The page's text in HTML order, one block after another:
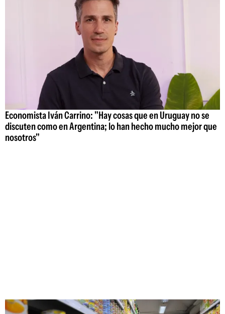
Economista Iván Carrino: "Hay cosas que en Uruguay no se
discuten como en Argentina; lo han hecho mucho mejor que
nosotros"